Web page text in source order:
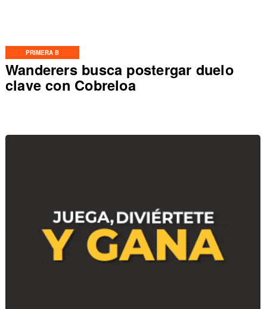
PRIMERA B
Wanderers busca postergar duelo
clave con Cobreloa